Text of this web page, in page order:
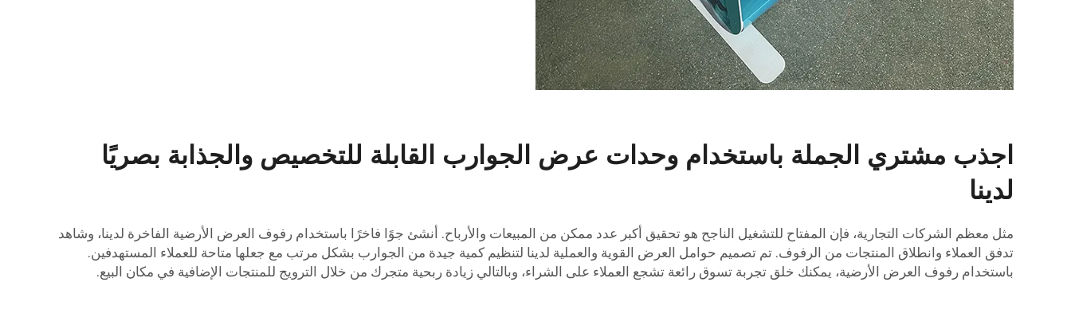
اجذب مشتري الجملة باستخدام وحدات عرض الجوارب القابلة للتخصيص والجذابة بصريًا
لدينا
مثل معظم الشركات التجارية، فإن المفتاح للتشغيل الناجح هو تحقيق أكبر عدد ممكن من المبيعات والأرباح. أنشئ جوًا فاخرًا باستخدام رفوف العرض الأرضية الفاخرة لدينا، وشاهد
تدفق العملاء وانطلاق المنتجات من الرفوف. تم تصميم حوامل العرض القوية والعملية لدينا لتنظيم كمية جيدة من الجوارب بشكل مرتب مع جعلها متاحة للعملاء المستهدفين.
باستخدام رفوف العرض الأرضية، يمكنك خلق تجربة تسوق رائعة تشجع العملاء على الشراء، وبالتالي زيادة ربحية متجرك من خلال الترويج للمنتجات الإضافية في مكان البيع.